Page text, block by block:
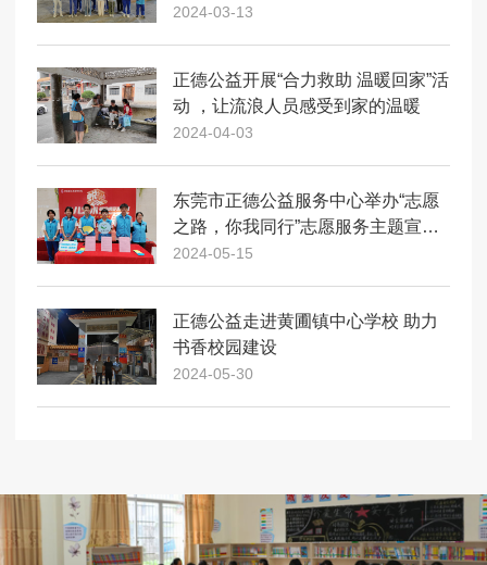
安全理念
2024-03-13
正德公益开展“合力救助 温暖回家”活
动 ，让流浪人员感受到家的温暖
2024-04-03
东莞市正德公益服务中心举办“志愿
之路，你我同行”志愿服务主题宣传
活动
2024-05-15
正德公益走进黄圃镇中心学校 助力
书香校园建设
2024-05-30